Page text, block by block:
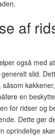
af
også med
slid.
såsom
en
for ridser og
Dette gør
oprindelige